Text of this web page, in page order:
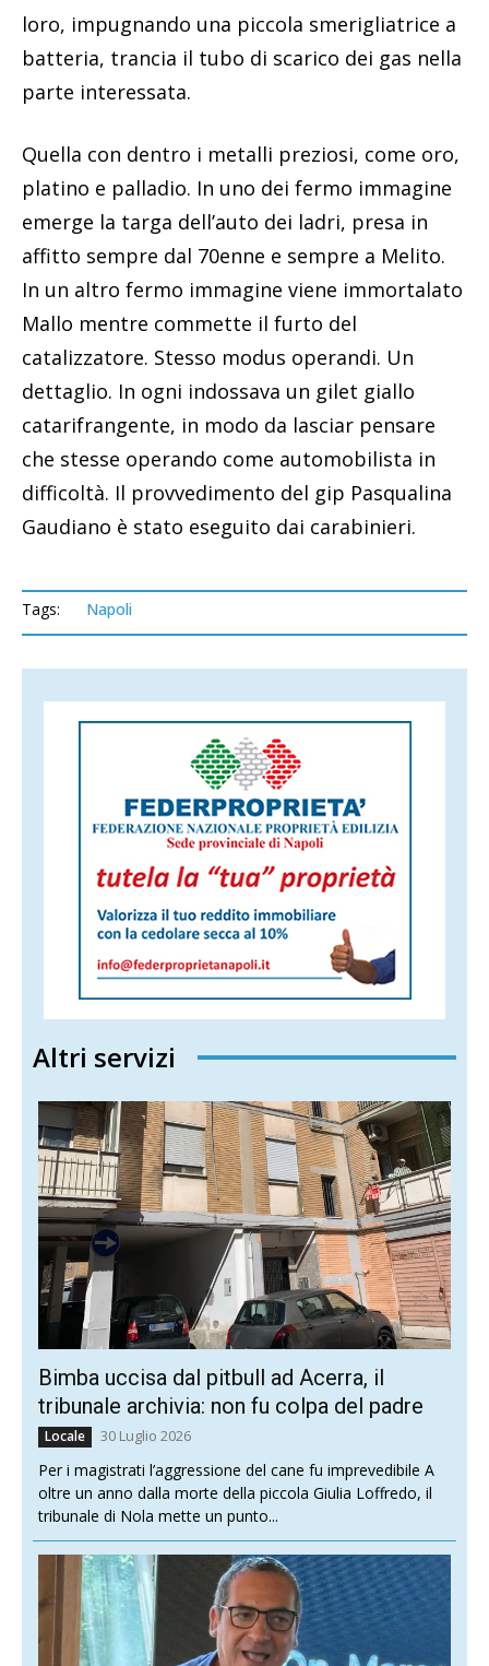
loro, impugnando una piccola smerigliatrice a
batteria, trancia il tubo di scarico dei gas nella
parte interessata.
Quella con dentro i metalli preziosi, come oro,
platino e palladio. In uno dei fermo immagine
emerge la targa dell’auto dei ladri, presa in
affitto sempre dal 70enne e sempre a Melito.
In un altro fermo immagine viene immortalato
Mallo mentre commette il furto del
catalizzatore. Stesso modus operandi. Un
dettaglio. In ogni indossava un gilet giallo
catarifrangente, in modo da lasciar pensare
che stesse operando come automobilista in
difficoltà. Il provvedimento del gip Pasqualina
Gaudiano è stato eseguito dai carabinieri.
Tags: Napoli
Altri servizi
Bimba uccisa dal pitbull ad Acerra, il
tribunale archivia: non fu colpa del padre
Locale 30 Luglio 2026
Per i magistrati l’aggressione del cane fu imprevedibile A
oltre un anno dalla morte della piccola Giulia Loffredo, il
tribunale di Nola mette un punto...